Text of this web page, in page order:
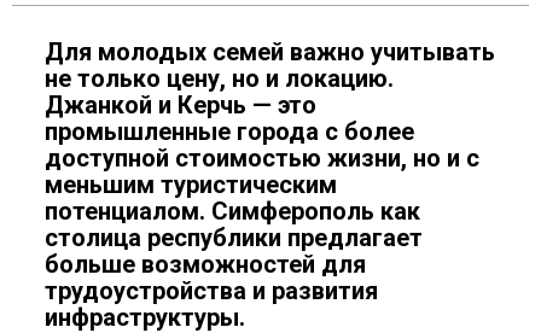
Для молодых семей важно учитывать
не только цену, но и локацию.
Джанкой и Керчь — это
промышленные города с более
доступной стоимостью жизни, но и с
меньшим туристическим
потенциалом. Симферополь как
столица республики предлагает
больше возможностей для
трудоустройства и развития
инфраструктуры.